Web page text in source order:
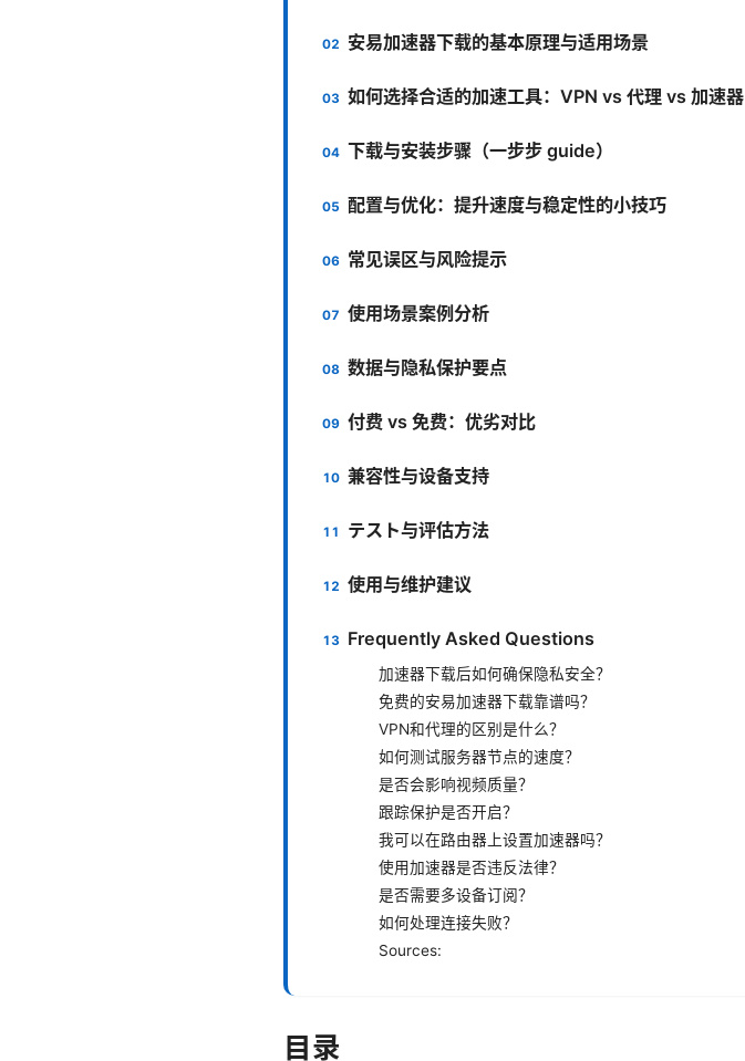
安易加速器下载的基本原理与适用场景
如何选择合适的加速工具：VPN vs 代理 vs 加速器
下载与安装步骤（一步步 guide）
配置与优化：提升速度与稳定性的小技巧
常见误区与风险提示
使用场景案例分析
数据与隐私保护要点
付费 vs 免费：优劣对比
兼容性与设备支持
テスト与评估方法
使用与维护建议
Frequently Asked Questions
加速器下载后如何确保隐私安全？
免费的安易加速器下载靠谱吗？
VPN和代理的区别是什么？
如何测试服务器节点的速度？
是否会影响视频质量？
跟踪保护是否开启？
我可以在路由器上设置加速器吗？
使用加速器是否违反法律？
是否需要多设备订阅？
如何处理连接失败？
Sources:
目录